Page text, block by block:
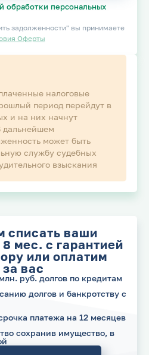
обработки персональных
задолженности" вы принимаете
Оферты
налоговые
период перейдут в
и на них начнут
дальнейшем
может быть
службу судебных
взыскания
списать ваши
8 мес. с гарантией
или оплатим
вас
руб. долгов по кредитам
долгов и банкротству с
платежа на 12 месяцев
сохранив имущество, в